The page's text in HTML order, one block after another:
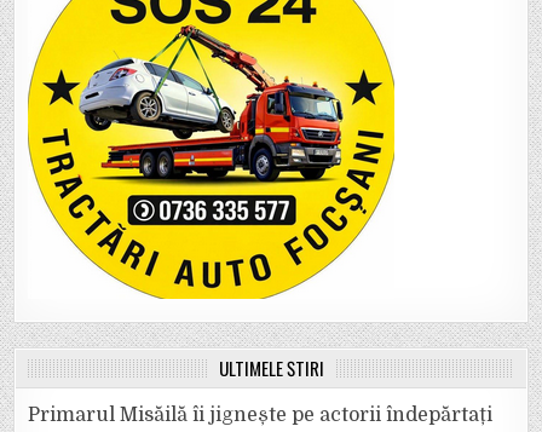
ULTIMELE ȘTIRI
Primarul Misăilă îi jignește pe actorii îndepărtați